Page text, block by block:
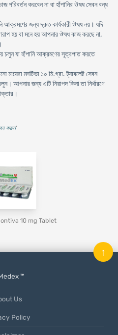
পরিবর্তন করবেন না বা হাঁপানির ঔষধ সেবন বন্ধ
আক্রমণের জন্য দ্রুত কার্যকারী ঔষধ নয়। যদি
হয় বা মনে হয় আপনার ঔষধ কাজ করছে না,
চলুন যা হাঁপানি আক্রমণের সূত্রপাত করতে
মায়েরা মনটিভা ১০ মি.গ্রা. ট্যাবলেট সেবন
আপনার জন্য এটি নিরাপদ কিনা তা নির্ধারণে
করুন'
10 mg Tablet
™
Us
Policy
↑